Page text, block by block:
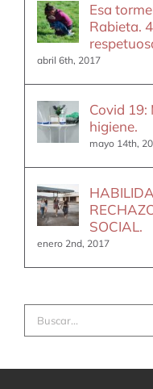
Esa
Rabieta.
abril 6th, 2017
Covid 19:
higiene.
mayo 14th,
SOCIAL.
enero 2nd, 2017
Buscar: